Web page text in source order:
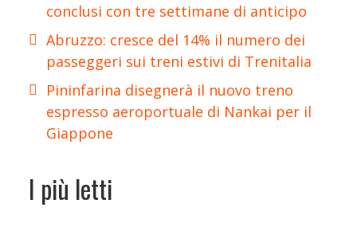
conclusi con tre settimane di anticipo
Abruzzo: cresce del 14% il numero dei
passeggeri sui treni estivi di Trenitalia
Pininfarina disegnerà il nuovo treno
espresso aeroportuale di Nankai per il
Giappone
I più letti